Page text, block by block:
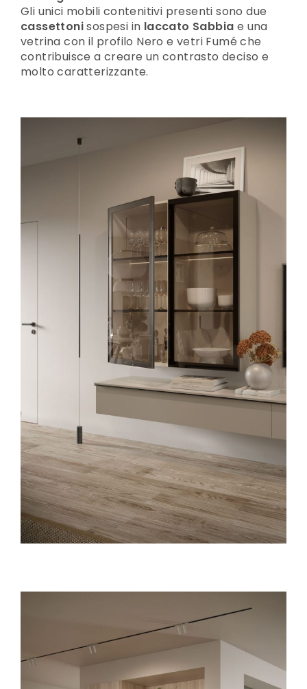
Gli unici mobili contenitivi presenti sono due
cassettonisospesi in laccato Sabbia e una
vetrina con il profilo Nero e vetri Fumé che
contribuisce a creare un contrasto deciso e
molto caratterizzante.